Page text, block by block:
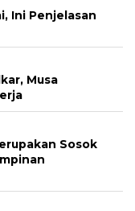
Ini Penjelasan
Musa
Sosok